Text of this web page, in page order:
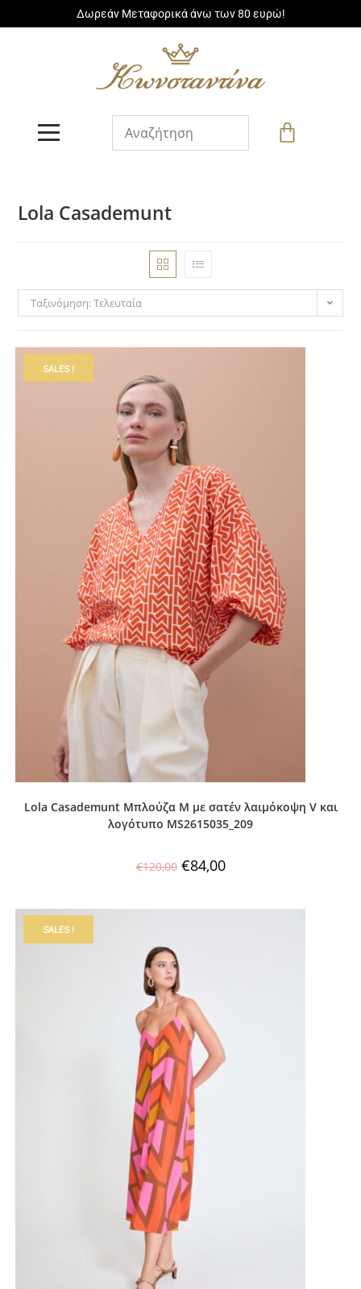
Δωρεάν Μεταφορικά άνω των 80 ευρώ!
Lola Casademunt
Ταξινόμηση: Τελευταία
SALES !
Lola Casademunt Μπλούζα M με σατέν λαιμόκοψη V και
λογότυπο MS2615035_209
€120,00 €84,00
SALES !